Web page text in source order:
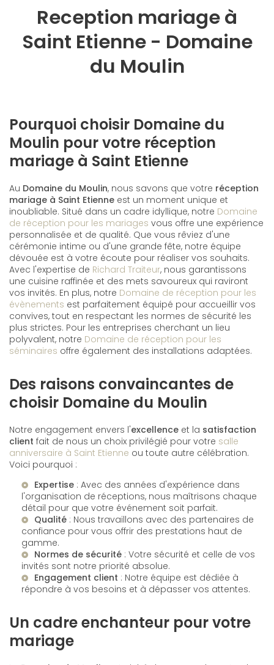
Reception mariage à
Saint Etienne - Domaine
du Moulin
Pourquoi choisir Domaine du
Moulin pour votre réception
mariage à Saint Etienne
Au Domaine du Moulin, nous savons que votre réception
mariage à Saint Etienne est un moment unique et
inoubliable. Situé dans un cadre idyllique, notre Domaine
de réception pour les mariages vous offre une expérience
personnalisée et de qualité. Que vous rêviez d'une
cérémonie intime ou d'une grande fête, notre équipe
dévouée est à votre écoute pour réaliser vos souhaits.
Avec l'expertise de Richard Traiteur, nous garantissons
une cuisine raffinée et des mets savoureux qui raviront
vos invités. En plus, notre Domaine de réception pour les
évènements est parfaitement équipé pour accueillir vos
convives, tout en respectant les normes de sécurité les
plus strictes. Pour les entreprises cherchant un lieu
polyvalent, notre Domaine de réception pour les
séminaires offre également des installations adaptées.
Des raisons convaincantes de
choisir Domaine du Moulin
Notre engagement envers l'excellence et la satisfaction
client fait de nous un choix privilégié pour votre salle
anniversaire à Saint Etienne ou toute autre célébration.
Voici pourquoi :
Expertise : Avec des années d'expérience dans
l'organisation de réceptions, nous maîtrisons chaque
détail pour que votre événement soit parfait.
Qualité : Nous travaillons avec des partenaires de
confiance pour vous offrir des prestations haut de
gamme.
Normes de sécurité : Votre sécurité et celle de vos
invités sont notre priorité absolue.
Engagement client : Notre équipe est dédiée à
répondre à vos besoins et à dépasser vos attentes.
Un cadre enchanteur pour votre
mariage